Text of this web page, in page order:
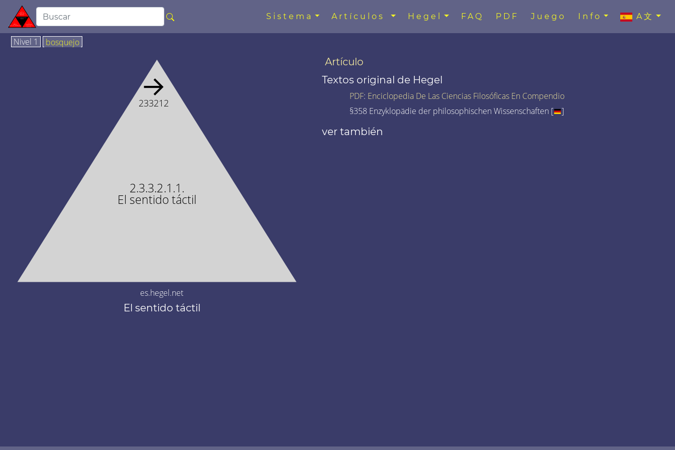
Sistema Artículos Hegel FAQ PDF Juego Info A文
Nivel 1 bosquejo
2.3.3.2.1.1.
El sentido táctil
→
233212
es.hegel.net
El sentido táctil
Artículo
Textos original de Hegel
PDF: Enciclopedia De Las Ciencias Filosóficas En Compendio
§358 Enzyklopädie der philosophischen Wissenschaften [
]
ver también